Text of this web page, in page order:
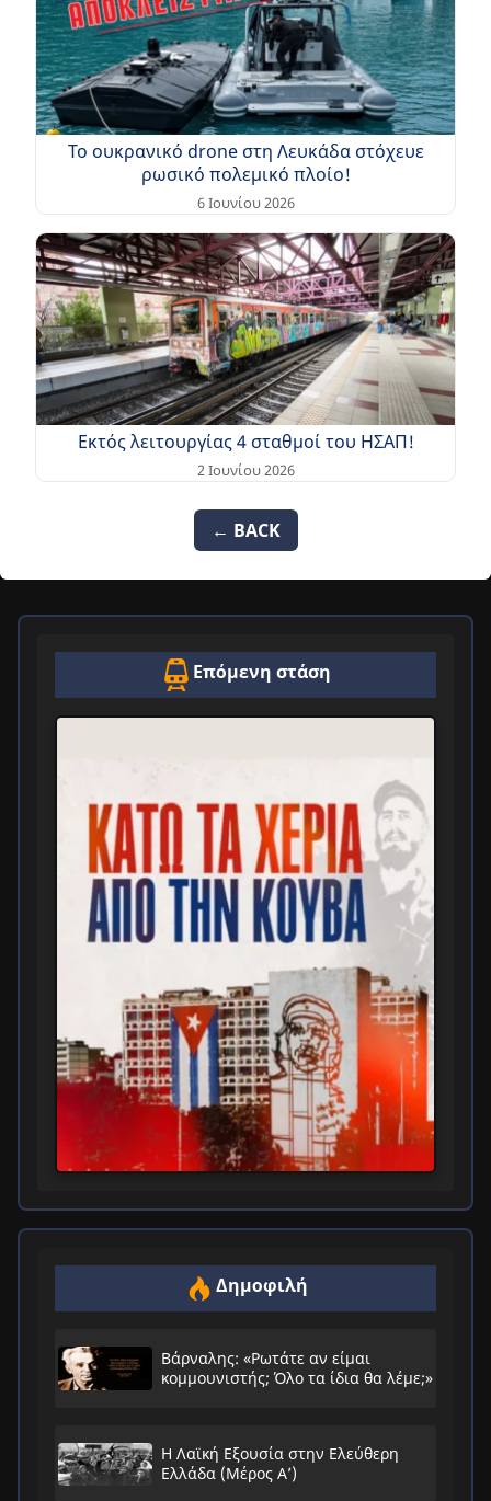
Το ουκρανικό drone στη Λευκάδα στόχευε
ρωσικό πολεμικό πλοίο!
6 Ιουνίου 2026
Εκτός λειτουργίας 4 σταθμοί του ΗΣΑΠ!
2 Ιουνίου 2026
← BACK
Επόμενη στάση
Δημοφιλή
Βάρναλης: «Ρωτάτε αν είμαι
κομμουνιστής; Όλο τα ίδια θα λέμε;»
Η Λαϊκή Εξουσία στην Ελεύθερη
Ελλάδα (Μέρος Α’)